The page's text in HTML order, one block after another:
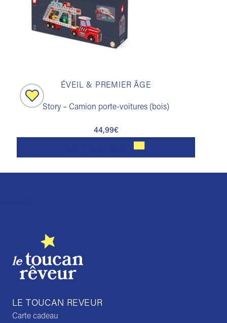
souhaits
ÉVEIL & PREMIER ÂGE
Story – Camion porte-voitures (bois)
44,99€
LE TOUCAN REVEUR
Carte cadeau